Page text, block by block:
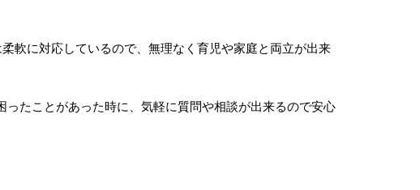
軟に対応しているので、無理なく育児や家庭と両立が出来
たことがあった時に、気軽に質問や相談が出来るので安心